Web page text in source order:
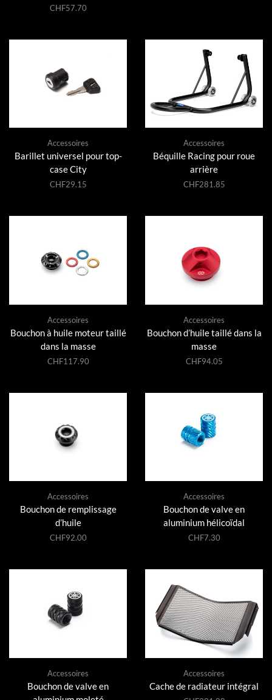
CHF57.70
Accessoires
Barillet universel pour top-
case City
CHF29.15
Accessoires
Béquille Racing pour roue
arrière
CHF281.85
Accessoires
Bouchon à huile moteur taillé
dans la masse
CHF117.90
Accessoires
Bouchon d’huile taillé dans la
masse
CHF94.05
Accessoires
Bouchon de remplissage
d’huile
CHF92.00
Accessoires
Bouchon de valve en
aluminium hélicoïdal
CHF7.30
Accessoires
Bouchon de valve en
Accessoires
Cache de radiateur intégral